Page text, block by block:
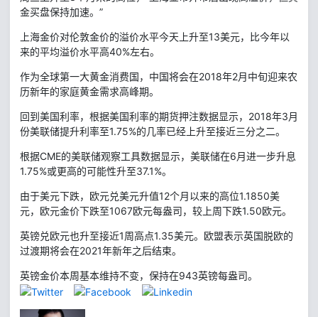
金买盘保持加速。”
上海金价对伦敦金价的溢价水平今天上升至13美元，比今年以
来的平均溢价水平高40%左右。
作为全球第一大黄金消费国，中国将会在2018年2月中旬迎来农
历新年的家庭黄金需求高峰期。
回到美国利率，根据美国利率的期货押注数据显示，2018年3月
份美联储提升利率至1.75%的几率已经上升至接近三分之二。
根据CME的美联储观察工具数据显示，美联储在6月进一步升息
1.75%或更高的可能性升至37.1%。
由于美元下跌，欧元兑美元升值12个月以来的高位1.1850美
元，欧元金价下跌至1067欧元每盎司，较上周下跌1.50欧元。
英镑兑欧元也升至接近1周高点1.35美元。欧盟表示英国脱欧的
过渡期将会在2021年新年之后结束。
英镑金价本周基本维持不变，保持在943英镑每盎司。